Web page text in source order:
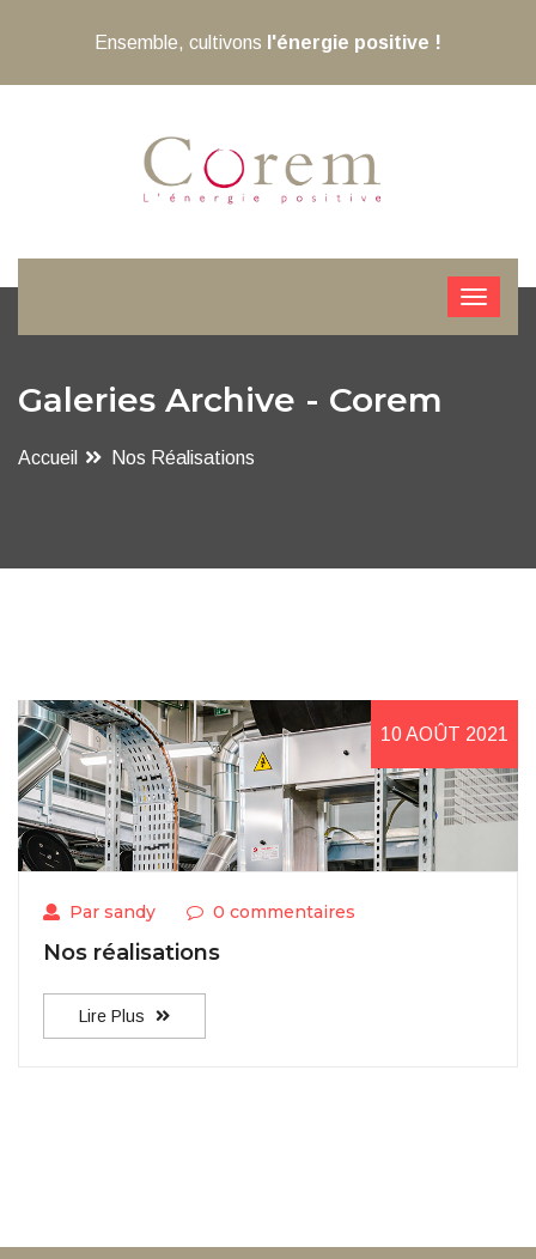
Ensemble, cultivons l'énergie positive !
Galeries Archive - Corem
Accueil Nos Réalisations
10 AOÛT 2021
Par sandy 0 commentaires
Nos réalisations
Lire Plus